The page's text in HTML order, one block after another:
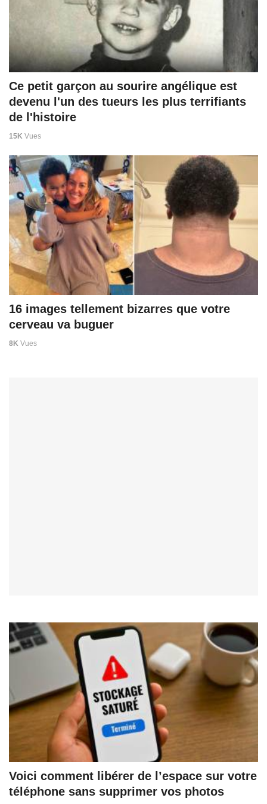
Ce petit garçon au sourire angélique est
devenu l'un des tueurs les plus terrifiants
de l'histoire
15K Vues
16 images tellement bizarres que votre
cerveau va buguer
8K Vues
Voici comment libérer de l’espace sur votre
téléphone sans supprimer vos photos